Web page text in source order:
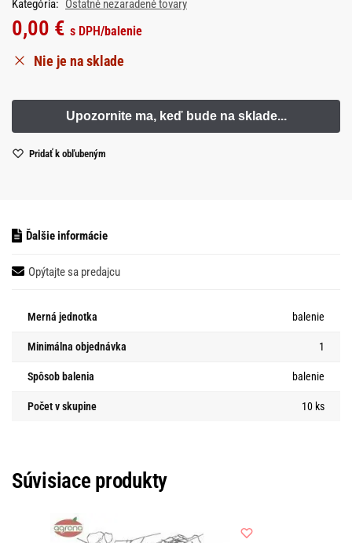
Kategória: Ostatné nezaradené tovary
0,00 € s DPH/balenie
Nie je na sklade
Pridať k obľubeným
Ďalšie informácie
Opýtajte sa predajcu
Merná jednotka balenie
Minimálna objednávka 1
Spôsob balenia balenie
Počet v skupine 10 ks
Súvisiace produkty